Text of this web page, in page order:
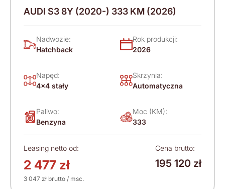
AUDI S3 8Y (2020-) 333 KM (2026)
Nadwozie:
Hatchback
Rok produkcji:
2026
Napęd:
4x4 stały
Skrzynia:
Automatyczna
Paliwo:
Benzyna
Moc (KM):
333
Leasing netto od:
2 477 zł
3 047 zł brutto / msc.
Cena brutto:
195 120 zł